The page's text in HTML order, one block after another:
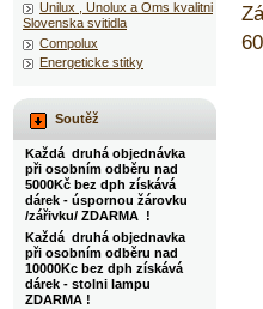
Unilux , Unolux a Oms kvalitni
Slovenska svitidla
Compolux
Energeticke stitky
Soutěž
Každá druhá objednávka
při osobním odběru nad
5000Kč bez dph získává
dárek - úspornou žárovku
/zářivku/ ZDARMA !
Každá druhá objednavka
při osobním odběru nad
10000Kc bez dph získává
dárek - stolni lampu
ZDARMA !